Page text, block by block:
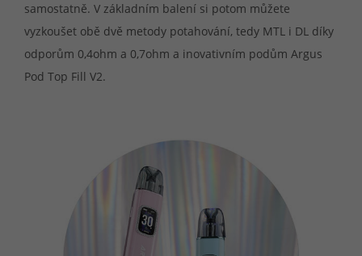
samostatně. V základním balení si potom můžete
vyzkoušet obě dvě metody potahování, tedy MTL i DL díky
odporům 0,4ohm a 0,7ohm a inovativním podům Argus
Pod Top Fill V2.